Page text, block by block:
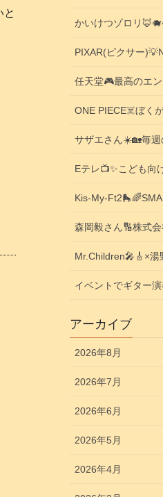
と
かいけつゾロリ
PIXAR(ピクサー
任天堂🎮️最高のエ
ONE PIECE☠️ぼく
サザエさん☀️🏡毎週
Eテレ📺️✨こども向
Kis-My-
森岡毅さん🔢株式
Mr.Children🎤🎸×湯
イベントでギター
アーカイブ
2026年8月
2026年7月
2026年6月
2026年5月
2026年4月